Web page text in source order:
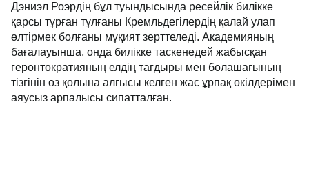
Дэниэл Роэрдің бұл туындысында ресейлік билікке
қарсы тұрған тұлғаны Кремльдегілердің қалай улап
өлтірмек болғаны мұқият зерттеледі. Академияның
бағалауынша, онда билікке таскенедей жабысқан
геронтократияның елдің тағдыры мен болашағының
тізгінін өз қолына алғысы келген жас ұрпақ өкілдерімен
аяусыз арпалысы сипатталған.